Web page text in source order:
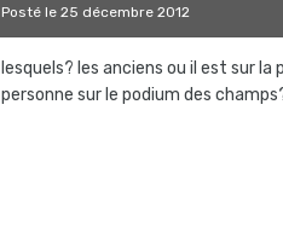
Postéle 25 décembre 2012
lesquels? les anciens ou il est sur
personne sur le podium des